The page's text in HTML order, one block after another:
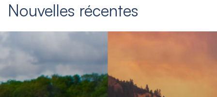
Nouvelles récentes